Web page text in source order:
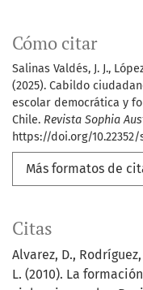
Cómo citar
Salinas Valdés, J. J.,
(2025). Cabildo
escolar democrática y
Chile. Revista Sophia
https://doi.org/10.22352/
Más formatos de
Citas
Alvarez, D., Rodríguez,
L. (2010). La